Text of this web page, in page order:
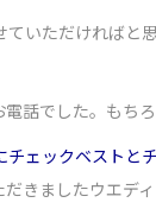
ていただければと
電話でした。もち
チェックベストと
きましたウエデ